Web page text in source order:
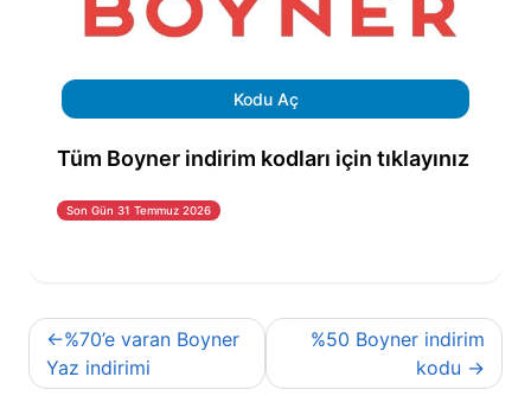
Kodu Aç
Tüm Boyner indirim kodları için tıklayınız
Son Gün 31 Temmuz 2026
Yazı
gezinmesi
%70’e varan Boyner
Yaz indirimi
%50 Boyner indirim
kodu